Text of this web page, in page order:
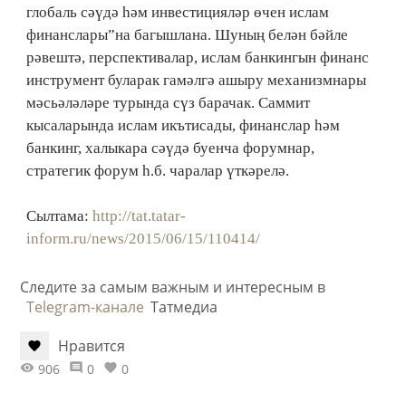
глобаль сәүдә һәм инвестицияләр өчен ислам
финанслары”на багышлана. Шуның белән бәйле
рәвештә, перспективалар, ислам банкингын финанс
инструмент буларак гамәлгә ашыру механизмнары
мәсьәләләре турында сүз барачак. Саммит
кысаларында ислам икътисады, финанслар һәм
банкинг, халыкара сәүдә буенча форумнар,
стратегик форум һ.б. чаралар үткәрелә.
Сылтама: http://tat.tatar-
inform.ru/news/2015/06/15/110414/
Следите за самым важным и интересным в
Telegram-канале Татмедиа
Нравится
906 0 0